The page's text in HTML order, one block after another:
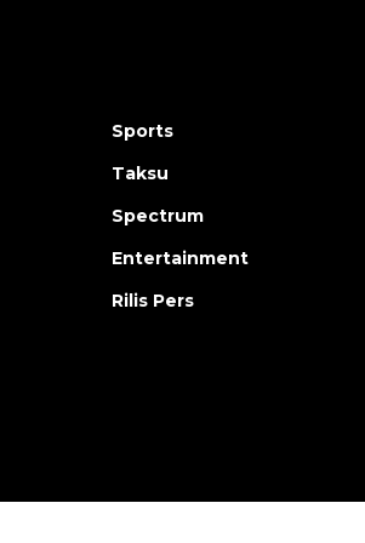
Sports
Taksu
Spectrum
Entertainment
Rilis Pers